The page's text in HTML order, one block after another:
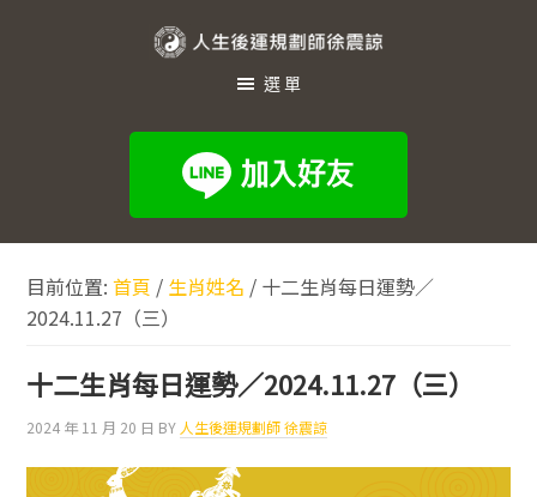
規
師
徐
震
諒
選單
目前位置:首頁 / 生肖姓名 / 十二生肖每日運勢／
2024.11.27（三）
十二生肖每日運勢／2024.11.27（三）
2024 年 11 月 20 日 BY 人生後運規劃師 徐震諒